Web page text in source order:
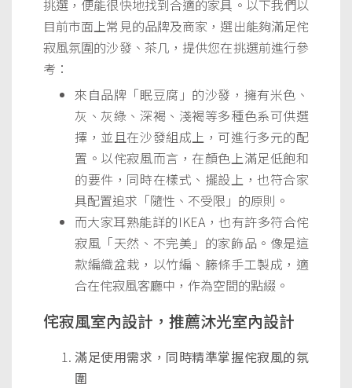
挑選，便能很快地找到合適的家具。以下我們以
目前市面上常見的品牌及商家，選出能夠滿足侘
寂風氛圍的沙發、茶几，提供您在挑選前進行參
考：
來自品牌「眠豆腐」的沙發，擁有米色、
灰、灰綠、深褐、淺褐等多種色系可供選
擇，並且在沙發組成上，可進行多元的配
置。以侘寂風而言，在顏色上滿足低飽和
的要件，同時在樣式、擺設上，也符合家
具配置追求「隨性、不受限」的原則。
而大家耳熟能詳的IKEA，也有許多符合侘
寂風「天然、不完美」的家飾品。像是這
款編織盆栽，以竹編、籐條手工製成，適
合在侘寂風客廳中，作為空間的點綴。
侘寂風室內設計，推薦沐光室內設計
滿足使用需求，同時精準掌握侘寂風的氛
圍